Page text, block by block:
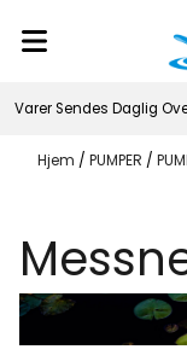
Varer Sendes Daglig
Hjem / PUMPER /